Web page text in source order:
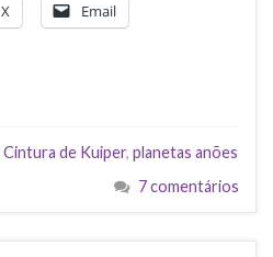
X Email
Cintura de Kuiper, planetas anões
7 comentários